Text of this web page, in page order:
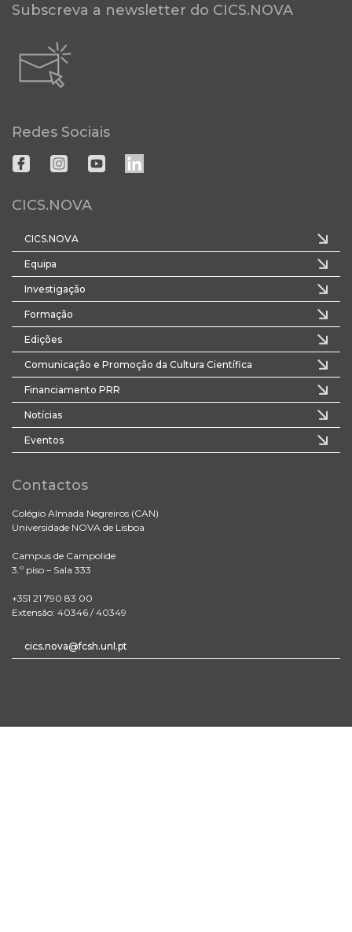
Subscreva a newsletter do CICS.NOVA
Redes Sociais
CICS.NOVA
CICS.NOVA
Equipa
Investigação
Formação
Edições
Comunicação e Promoção da Cultura Científica
Financiamento PRR
Notícias
Eventos
Contactos
Colégio Almada Negreiros (CAN)
Universidade NOVA de Lisboa
Campus de Campolide
3.º piso – Sala 333
+351 21 790 83 00
Extensão: 40346 / 40349
cics.nova@fcsh.unl.pt